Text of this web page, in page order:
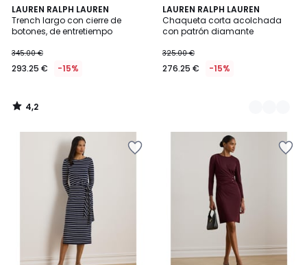
LAUREN RALPH LAUREN
Trench largo con cierre de
botones, de entretiempo
345.00 €
293.25 € -15%
4,2
/ 5
4,2
/
LAUREN RALPH LAUREN
Chaqueta corta acolchada
con patrón diamante
325.00 €
276.25 € -15%
2
Colores